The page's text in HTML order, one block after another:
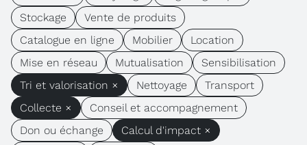
Stockage
Vente de produits
Catalogue en ligne
Mobilier
Location
Mise en réseau
Mutualisation
Sensibilisation
Tri et valorisation ×
Nettoyage
Transport
Collecte ×
Conseil et accompagnement
Don ou échange
Calcul d'impact ×